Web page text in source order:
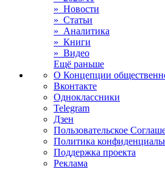
» Новости
» Статьи
» Аналитика
» Книги
» Видео
Ещё раньше
О Концепции
Вконтакте
Одноклассники
Telegram
Дзен
Пользовательское
Политика
Поддержка проекта
Реклама